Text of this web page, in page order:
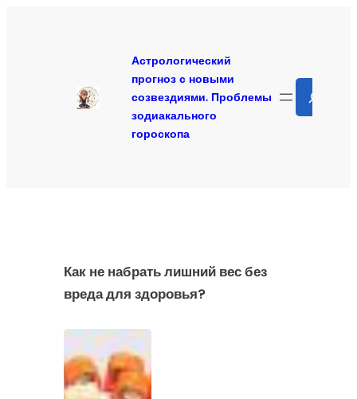
Астрологический
прогноз с новыми
созвездиями. Проблемы
зодиакального
гороскопа
Как не набрать лишний вес без
вреда для здоровья?